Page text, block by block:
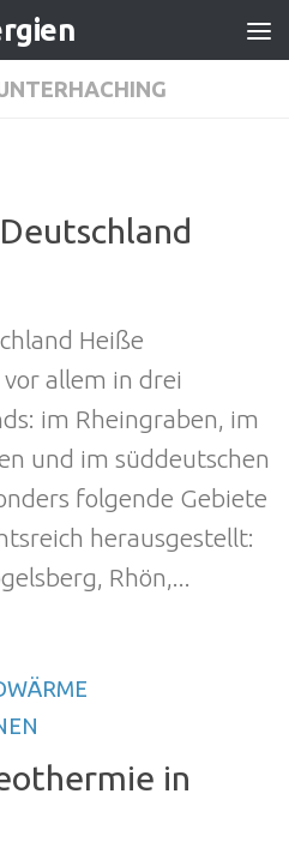
Heiße
allem in drei
im Rheingraben, im
und im süddeutschen
folgende Gebiete
herausgestellt:
Rhön,...
in